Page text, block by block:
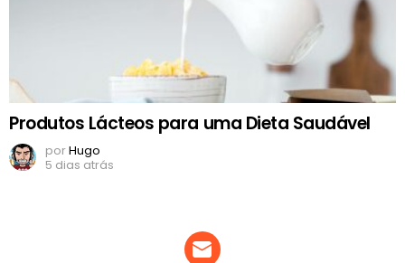
Produtos Lácteos para uma Dieta Saudável
porHugo
5 dias atrás